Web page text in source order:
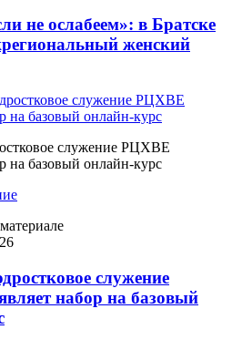
не ослабеем»: в Братске
женский
служение РЦХВЕ
на базовый онлайн-курс
служение
набор на базовый